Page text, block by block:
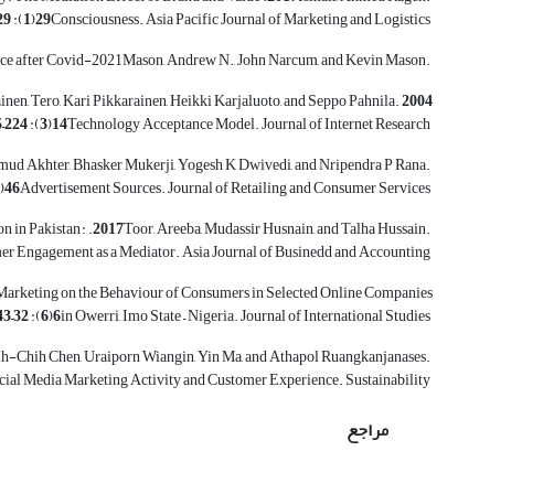
Consciousness. Asia Pacific Journal of Marketing and Logistics
(
):
Mason, Andrew N., John Narcum, and Kevin Mason. ‎‏2021‏‎. Social Media Marketing Gains ‎Importance after Covid-‎‏19‏‎.
Tero, Kari Pikkarainen, Heikki Karjaluoto, and Seppo Pahnila.2004‏‎
TechnologyAcceptance Model. Journal of Internet Research
(
):
–
Akhter, Bhasker Mukerji, Yogesh K Dwivedi, and Nripendra PRana.
Advertisement Sources.Journal of Retailing and Consumer Services
(November
Toor, Areeba, Mudassir Husnain, and Talha Hussain.
. The Impact of Social
in Pakistan :
Engagement as a Mediator. Asia Journal of Businedd and Accounting
on the Behaviour ofConsumers in Selected Online Companies
in Owerri, Imo State – Nigeria. Journal of International Studies
(
):
–
Marketing Activity and Customer Experience. Sustainability ‎‏13‏‎(‎‏1‏‎):‎‏189‏‎.‎
مراجع